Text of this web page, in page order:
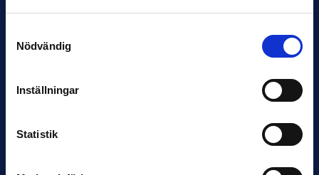
Nödvändig
Inställningar
Statistik
11 JUNI
och Superettan